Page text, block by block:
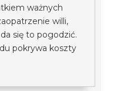
ważnych
willi,
się to pogodzić.
pokrywa koszty